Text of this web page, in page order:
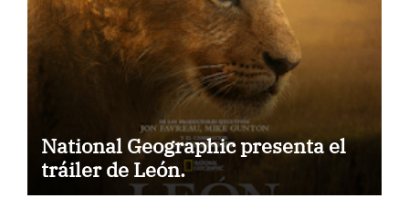
National Geographic presenta el
tráiler de León.